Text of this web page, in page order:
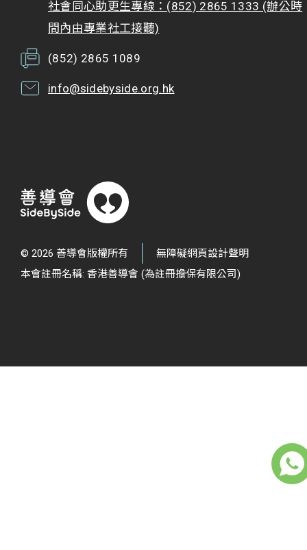
社會同心助更生專線：(852) 2865 1333 (辦公時
間內由專業社工接聽)
(852) 2865 1089
info@sidebyside.org.hk
© 2026 善導會版權所有
無障礙網頁設計聲明
本會註冊名稱: 香港善導會 (為註冊擔保有限公司)